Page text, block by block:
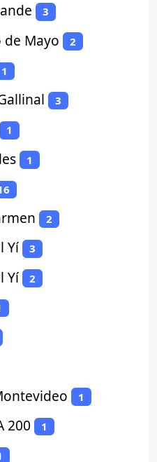
3
de Mayo 2
1
3
1
1
2
Yí 3
Yí 2
1
200 1